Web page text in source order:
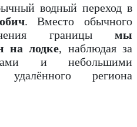
водный переход в
. Вместо обычного
границы мы
на лодке, наблюдая за
и небольшими
региона